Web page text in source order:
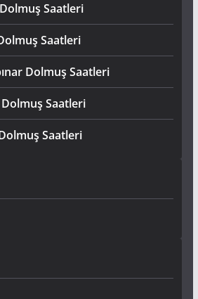
Saatleri
Saatleri
Dolmuş Saatleri
Saatleri
Saatleri